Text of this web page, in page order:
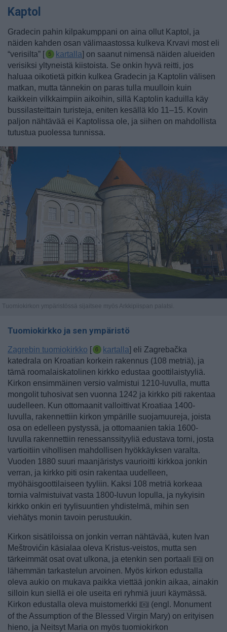
Kaptol
Gradecin pahin kilpakumppani on aina ollut Kaptol, ja
näiden kahden osan välimaastossa kulkeva Krvavi most eli
“verisilta” [
kartalla] on saanut nimensä näiden alueiden
verisiksi yltyneistä kiistoista. Se onkin hyvä reitti, jos
haluaa oikotietä pitkin kulkea Gradecin ja Kaptolin välisen
matkan, mutta tännekin on paras tulla muulloin kuin
kaikkein vilkkaimpiin aikoihin, sillä Kaptolin kaduilla käy
bussilasteittain turisteja, eniten kesällä klo 11–15. Kovin
paljon nähtävää ei Kaptolissa ole, ja siihen on mahdollista
tutustua puolessa tunnissa.
Tuomiokirkon ympäristössä sijaitsee myös Arkkipiispan palatsi.
Tuomiokirkko ja sen ympäristö
Zagrebin tuomiokirkko [ kartalla] eli Zagrebačka
katedrala on Kroatian korkein rakennus (108 metriä), ja
tämä roomalaiskatolinen kirkko edustaa goottilaistyyliä.
Kirkon ensimmäinen versio valmistui 1210-luvulla, mutta
mongolit tuhosivat sen vuonna 1242 ja kirkko piti rakentaa
uudelleen. Kun ottomaanit valloittivat Kroatiaa 1400-
luvulla, rakennettiin kirkon ympärille suojamuureja, joista
osa on edelleen pystyssä, ja ottomaanien takia 1600-
luvulla rakennettiin renessanssityyliä edustava torni, josta
vartioitiin vihollisen mahdollisen hyökkäyksen varalta.
Vuoden 1880 suuri maanjäristys vaurioitti kirkkoa jonkin
verran, ja kirkko piti osin rakentaa uudelleen,
myöhäisgoottilaiseen tyyliin. Kaksi 108 metriä korkeaa
tornia valmistuivat vasta 1800-luvun lopulla, ja nykyisin
kirkko onkin eri tyylisuuntien yhdistelmä, mihin sen
viehätys monin tavoin perustuukin.
Kirkon sisätiloissa on jonkin verran nähtävää, kuten Ivan
Meštrovićin käsialaa oleva Kristus-veistos, mutta sen
tärkeimmät osat ovat ulkona, ja etenkin sen portaali
on
lähemmän tarkastelun arvoinen. Myös kirkon edustalla
oleva aukio on mukava paikka viettää jonkin aikaa, ainakin
silloin kun siellä ei ole useita eri ryhmiä juuri käymässä.
Kirkon edustalla oleva muistomerkki
(engl. Monument
of the Assumption of the Blessed Virgin Mary) on erityisen
hieno, ja Neitsyt Maria on myös tuomiokirkon